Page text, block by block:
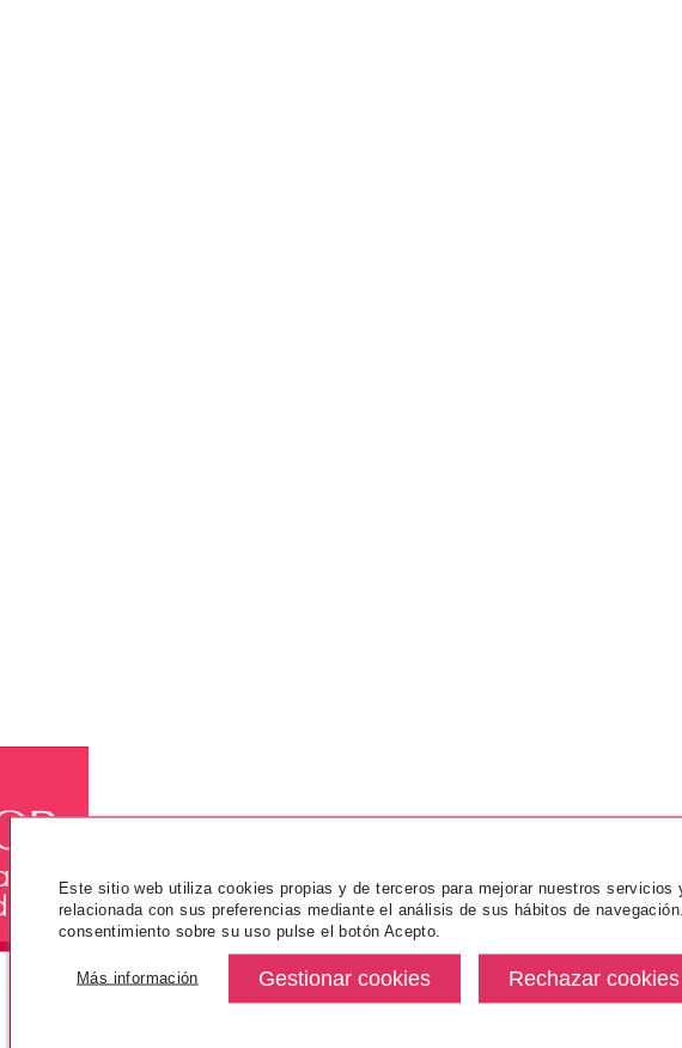
Este sitio web utiliza cookies propias y de terceros para mejorar nuestros servicios
relacionada con sus preferencias mediante el análisis de sus hábitos de
consentimiento sobre su uso pulse el botón Acepto.
Más información